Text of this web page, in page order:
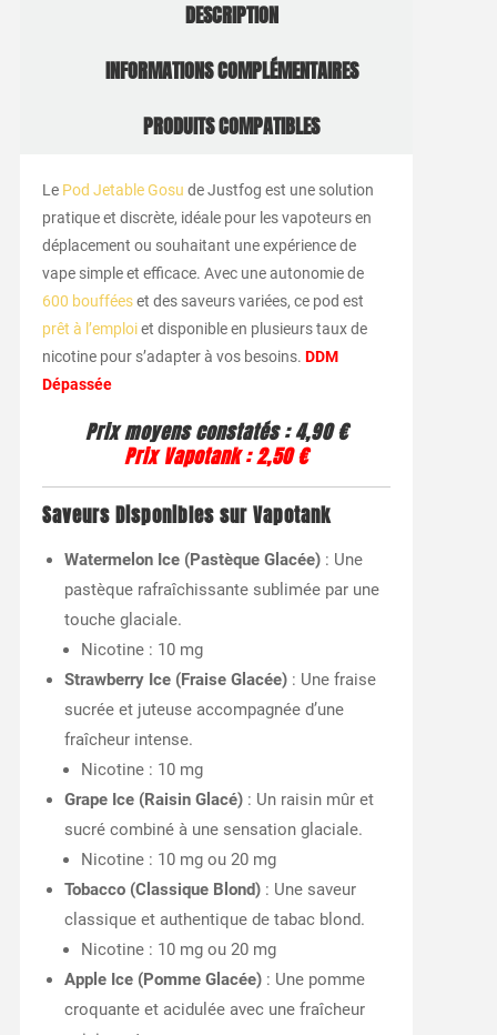
DESCRIPTION
INFORMATIONS COMPLÉMENTAIRES
PRODUITS COMPATIBLES
Le Pod Jetable Gosu de Justfog est une solution
pratique et discrète, idéale pour les vapoteurs en
déplacement ou souhaitant une expérience de
vape simple et efficace. Avec une autonomie de
600 boufféeset des saveurs variées, ce pod est
prêt à l’emploiet disponible en plusieurs taux de
nicotine pour s’adapter à vos besoins. DDM
Dépassée
Prix moyens constatés : 4,90 €
Prix Vapotank : 2,50 €
Saveurs Disponibles sur Vapotank
Watermelon Ice (Pastèque Glacée): Une
pastèque rafraîchissante sublimée par une
touche glaciale.
Nicotine : 10 mg
Strawberry Ice (Fraise Glacée): Une fraise
sucrée et juteuse accompagnée d’une
fraîcheur intense.
Nicotine : 10 mg
Grape Ice (Raisin Glacé): Un raisin mûr et
sucré combiné à une sensation glaciale.
Nicotine : 10 mg ou 20 mg
Tobacco (Classique Blond): Une saveur
classique et authentique de tabac blond.
Nicotine : 10 mg ou 20 mg
Apple Ice (Pomme Glacée): Une pomme
croquante et acidulée avec une fraîcheur